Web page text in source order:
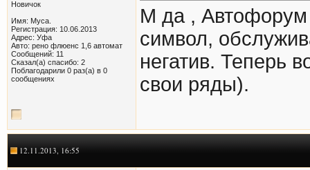
Новичок
Имя: Муса.
Регистрация: 10.06.2013
Адрес: Уфа
Авто: рено флюенс 1,6 автомат
Сообщений: 11
Сказал(а) спасибо: 2
Поблагодарили 0 раз(а) в 0
сообщениях
М да , Автофорум
символ,
негатив. Теперь
свои ряды).
12.11.2013, 16:55